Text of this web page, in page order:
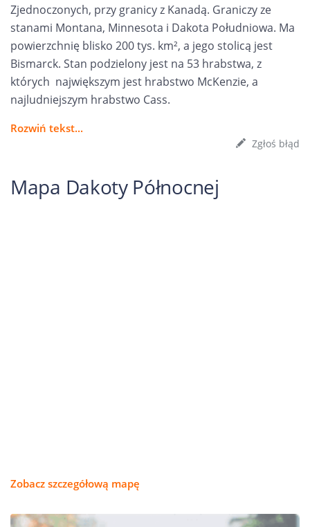
Zjednoczonych, przy granicy z Kanadą. Graniczy ze
stanami Montana, Minnesota i Dakota Południowa. Ma
powierzchnię blisko 200 tys. km², a jego stolicą jest
Bismarck. Stan podzielony jest na 53 hrabstwa, z
których największym jest hrabstwo McKenzie, a
najludniejszym hrabstwo Cass.
Rozwiń tekst...
Zgłoś błąd
Mapa Dakoty Północnej
Zobacz szczegółową mapę